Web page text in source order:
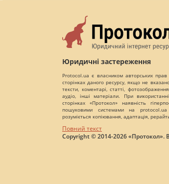
Юридичні застереження
Protocol.ua є власником авторських
сторінках даного ресурсу, якщо не
тексти, коментарі, статті,
аудіо, інші матеріали. При
сторінках «Протокол» наявність
пошуковими системами на
розуміється копіювання, адаптація,
Повний текст
Copyright © 2014-2026 «Протокол».